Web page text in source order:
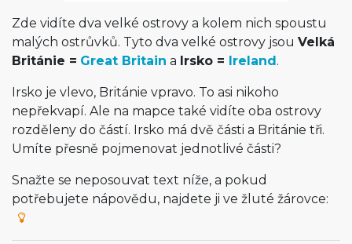
Zde vidíte dva velké ostrovy a kolem nich spoustu
malých ostrůvků. Tyto dva velké ostrovy jsou Velká
Británie = Great Britain a Irsko = Ireland.
Irsko je vlevo, Británie vpravo. To asi nikoho
nepřekvapí. Ale na mapce také vidíte oba ostrovy
rozděleny do částí. Irsko má dvě části a Británie tři.
Umíte přesně pojmenovat jednotlivé části?
Snažte se neposouvat text níže, a pokud
potřebujete nápovědu, najdete ji ve žluté žárovce: